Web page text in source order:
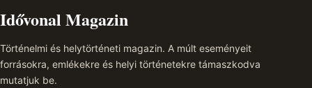
Idővonal Magazin
Történelmi és helytörténeti magazin. A múlt eseményeit
forrásokra, emlékekre és helyi történetekre támaszkodva
mutatjuk be.